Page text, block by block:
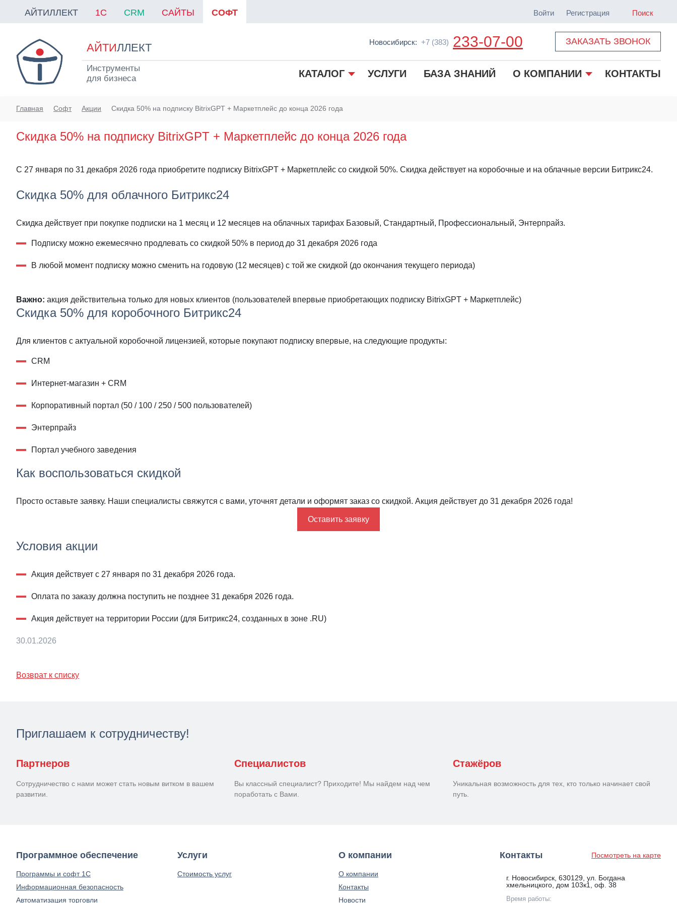
АЙТИЛЛЕКТ 1C CRM САЙТЫ СОФТ Войти Регистрация Поиск
АЙТИЛЛЕКТ
Инструменты
для бизнеса
Новосибирск: +7 (383) 233-07-00 ЗАКАЗАТЬ ЗВОНОК
КАТАЛОГ УСЛУГИ БАЗА ЗНАНИЙ О КОМПАНИИ КОНТАКТЫ
Главная Софт Акции Скидка 50% на подписку BitrixGPT + Маркетплейс до конца 2026 года
Скидка 50% на подписку BitrixGPT + Маркетплейс до конца 2026 года
С 27 января по 31 декабря 2026 года приобретите подписку BitrixGPT + Маркетплейс со скидкой 50%. Скидка действует на коробочные и на облачные версии Битрикс24.
Скидка 50% для облачного Битрикс24
Скидка действует при покупке подписки на 1 месяц и 12 месяцев на облачных тарифах Базовый, Стандартный, Профессиональный, Энтерпрайз.
Подписку можно ежемесячно продлевать со скидкой 50% в период до 31 декабря 2026 года
В любой момент подписку можно сменить на годовую (12 месяцев) с той же скидкой (до окончания текущего периода)
Важно: акция действительна только для новых клиентов (пользователей впервые приобретающих подписку BitrixGPT + Маркетплейс)
Скидка 50% для коробочного Битрикс24
Для клиентов с актуальной коробочной лицензией, которые покупают подписку впервые, на следующие продукты:
CRM
Интернет-магазин + CRM
Корпоративный портал (50 / 100 / 250 / 500 пользователей)
Энтерпрайз
Портал учебного заведения
Как воспользоваться скидкой
Просто оставьте заявку. Наши специалисты свяжутся с вами, уточнят детали и оформят заказ со скидкой. Акция действует до 31 декабря 2026 года!
Оставить заявку
Условия акции
Акция действует с 27 января по 31 декабря 2026 года.
Оплата по заказу должна поступить не позднее 31 декабря 2026 года.
Акция действует на территории России (для Битрикс24, созданных в зоне .RU)
30.01.2026
Возврат к списку
Приглашаем к сотрудничеству!
Партнеров
Сотрудничество с нами может стать новым витком в вашем
развитии.
Специалистов
Вы классный специалист? Приходите! Мы найдем над чем
поработать с Вами.
Стажёров
Уникальная возможность для тех, кто только начинает свой
путь.
Программное обеспечение
Программы и софт 1С
Информационная безопасность
Автоматизация торговли
Услуги
Стоимость услуг
О компании
О компании
Контакты
Новости
Контакты
г. Новосибирск, 630129, ул. Богдана
хмельницкого, дом 103к1, оф. 38
Время работы:
Посмотреть на карте